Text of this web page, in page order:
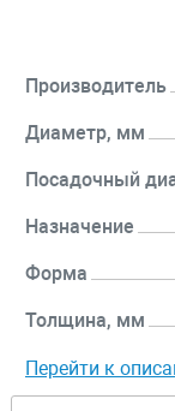
Производитель
Диаметр, мм
Посадочный
Назначение
Форма
Толщина, мм
Перейти к